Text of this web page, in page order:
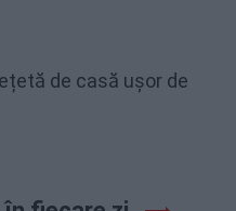
de casă ușor de